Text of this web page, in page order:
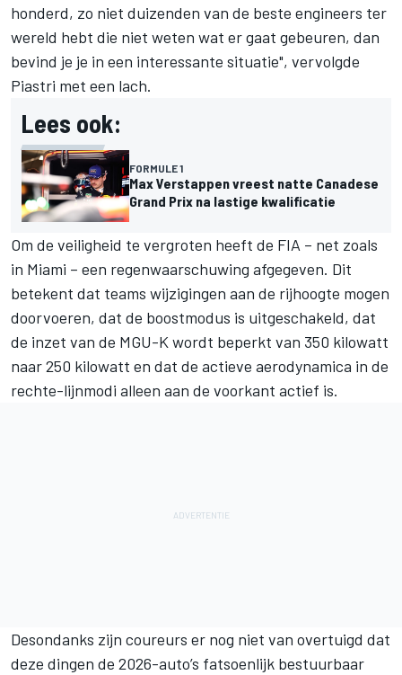
honderd, zo niet duizenden van de beste engineers ter
wereld hebt die niet weten wat er gaat gebeuren, dan
bevind je je in een interessante situatie", vervolgde
Piastri met een lach.
Lees ook:
FORMULE 1
Max Verstappen vreest natte Canadese
Grand Prix na lastige kwalificatie
Om de veiligheid te vergroten heeft de FIA – net zoals
in Miami – een regenwaarschuwing afgegeven. Dit
betekent dat teams wijzigingen aan de rijhoogte mogen
doorvoeren, dat de boostmodus is uitgeschakeld, dat
de inzet van de MGU-K wordt beperkt van 350 kilowatt
naar 250 kilowatt en dat de actieve aerodynamica in de
rechte-lijnmodi alleen aan de voorkant actief is.
Desondanks zijn coureurs er nog niet van overtuigd dat
deze dingen de 2026-auto’s fatsoenlijk bestuurbaar